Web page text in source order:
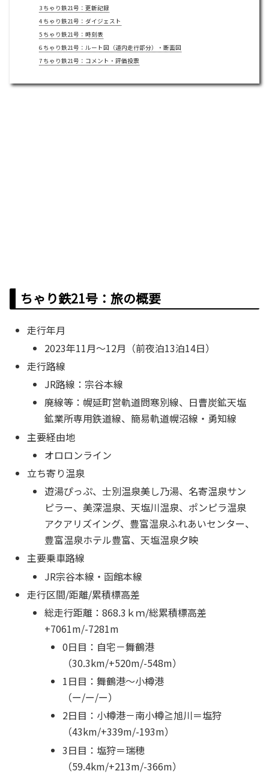
3ちゃり鉄21号：更新記録
4ちゃり鉄21号：ダイジェスト
5ちゃり鉄21号：時刻表
6ちゃり鉄21号：ルート図（道内走行部分）・断面図
7ちゃり鉄21号：コメント・評価投票
ちゃり鉄21号：旅の概要
走行年月
2023年11月～12月（前夜泊13泊14日）
走行路線
JR路線：宗谷本線
廃線等：幌延町営軌道問寒別線、日曹炭鉱天塩
鉱業所専用鉄道線、簡易軌道幌沼線・勇知線
主要経由地
オロロンライン
立ち寄り温泉
遊湯ぴっぷ、士別温泉美し乃湯、名寄温泉サン
ピラー、美深温泉、天塩川温泉、ポンピラ温泉
アクアリズイング、豊富温泉ふれあいセンター、
豊富温泉ホテル豊富、天塩温泉夕映
主要乗車路線
JR宗谷本線・函館本線
走行区間/距離/累積標高差
総走行距離：868.3ｋｍ/総累積標高差
+7061m/-7281m
0日目：自宅－舞鶴港
（30.3km/+520m/-548m）
1日目：舞鶴港～小樽港
（ー/ー/ー）
2日目：小樽港－南小樽≧旭川＝塩狩
（43km/+339m/-193m）
3日目：塩狩＝瑞穂
（59.4km/+213m/-366m）